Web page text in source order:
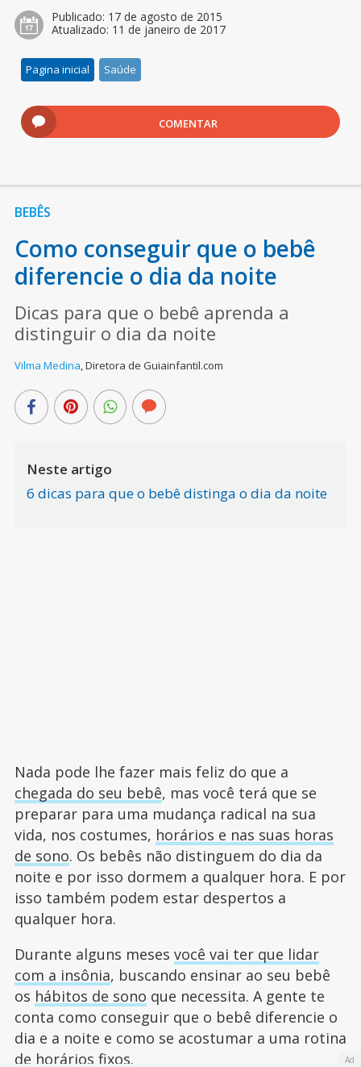
Publicado: 17 de agosto de 2015
Atualizado: 11 de janeiro de 2017
Pagina inicial Saúde
COMENTAR
BEBÊS
Como conseguir que o bebê
diferencie o dia da noite
Dicas para que o bebê aprenda a
distinguir o dia da noite
Vilma Medina,Diretora de Guiainfantil.com
Neste artigo
6 dicas para que o bebê distinga o dia da noite
Nada pode lhe fazer mais feliz do que a
chegada do seu bebê, mas você terá que se
preparar para uma mudança radical na sua
vida, nos costumes, horários e nas suas horas
de sono. Os bebês não distinguem do dia da
noite e por isso dormem a qualquer hora. E por
isso também podem estar despertos a
qualquer hora.
Durante alguns meses você vai ter que lidar
com a insônia, buscando ensinar ao seu bebê
os hábitos de sono que necessita. A gente te
conta como conseguir que o bebê diferencie o
dia e a noite e como se acostumar a uma rotina
de horários fixos.
Ad